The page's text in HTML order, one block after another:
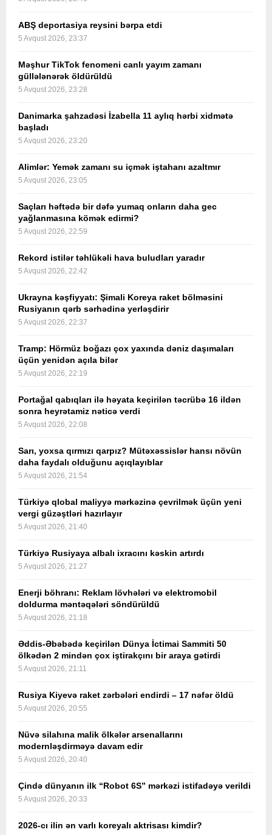
ABŞ deportasiya reysini bərpa etdi
5 Avqust 2026, 23:37
Məşhur TikTok fenomeni canlı yayım zamanı
güllələnərək öldürüldü
5 Avqust 2026, 23:28
Danimarka şahzadəsi İzabella 11 aylıq hərbi xidmətə
başladı
5 Avqust 2026, 23:20
Alimlər: Yemək zamanı su içmək iştahanı azaltmır
5 Avqust 2026, 23:05
Saçları həftədə bir dəfə yumaq onların daha gec
yağlanmasına kömək edirmi?
5 Avqust 2026, 22:59
Rekord istilər təhlükəli hava buludları yaradır
5 Avqust 2026, 22:42
Ukrayna kəşfiyyatı: Şimali Koreya raket bölməsini
Rusiyanın qərb sərhədinə yerləşdirir
5 Avqust 2026, 22:37
Tramp: Hörmüz boğazı çox yaxında dəniz daşımaları
üçün yenidən açıla bilər
5 Avqust 2026, 22:19
Portağal qabıqları ilə həyata keçirilən təcrübə 16 ildən
sonra heyrətamiz nəticə verdi
5 Avqust 2026, 22:08
Sarı, yoxsa qırmızı qarpız? Mütəxəssislər hansı növün
daha faydalı olduğunu açıqlayıblar
5 Avqust 2026, 21:54
Türkiyə qlobal maliyyə mərkəzinə çevrilmək üçün yeni
vergi güzəştləri hazırlayır
5 Avqust 2026, 21:40
Türkiyə Rusiyaya albalı ixracını kəskin artırdı
5 Avqust 2026, 21:27
Enerji böhranı: Reklam lövhələri və elektromobil
doldurma məntəqələri söndürüldü
5 Avqust 2026, 21:18
Əddis-Əbəbədə keçirilən Dünya İctimai Sammiti 50
ölkədən 2 mindən çox iştirakçını bir araya gətirdi
5 Avqust 2026, 21:11
Rusiya Kiyevə raket zərbələri endirdi – 17 nəfər öldü
5 Avqust 2026, 20:55
Nüvə silahına malik ölkələr arsenallarını
modernləşdirməyə davam edir
5 Avqust 2026, 20:40
Çində dünyanın ilk “Robot 6S” mərkəzi istifadəyə verildi
5 Avqust 2026, 20:33
2026-cı ilin ən varlı koreyalı aktrisası kimdir?